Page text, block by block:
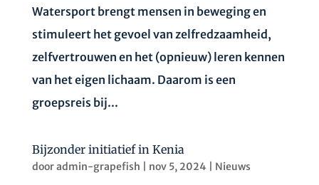
Watersport brengt mensen in beweging en
stimuleert het gevoel van zelfredzaamheid,
zelfvertrouwen en het (opnieuw) leren kennen
van het eigen lichaam. Daarom is een
groepsreis bij...
Bijzonder initiatief in Kenia
dooradmin-grapefish nov 5, 2024 Nieuws